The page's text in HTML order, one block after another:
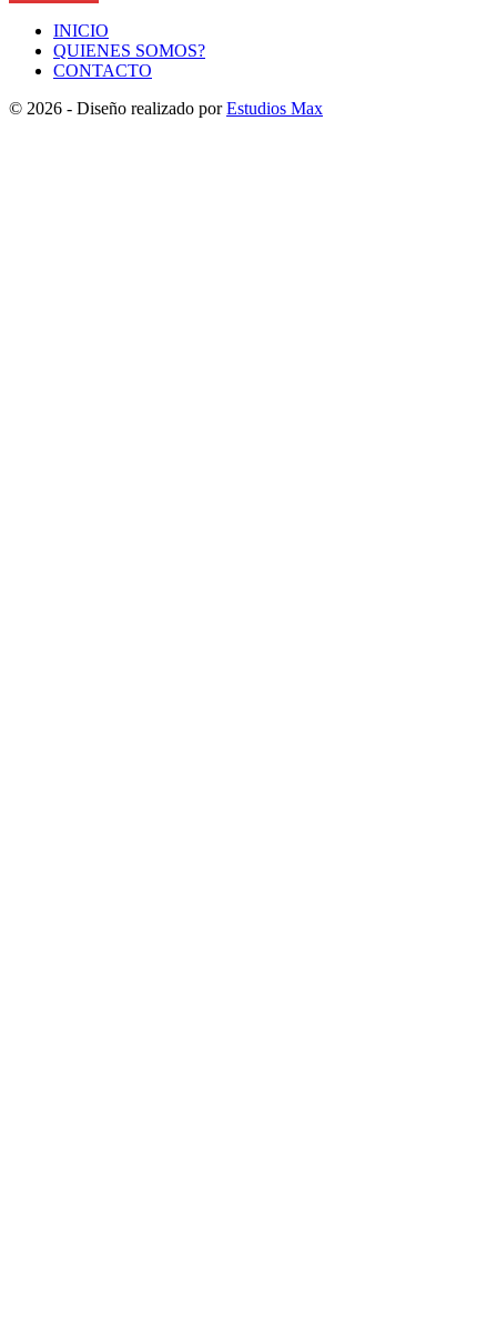
INICIO
QUIENES SOMOS?
CONTACTO
© 2026 - Diseño realizado porEstudios Max